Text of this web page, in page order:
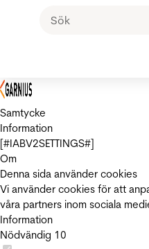
Samtycke
Information
[#IABV2SETTINGS#]
Om
Denna sida använder cookies
Vi använder cookies för att
våra partners inom sociala
Information
Nödvändig 10